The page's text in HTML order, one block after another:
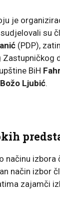
je
su
(PDP),
BiH
Božo Ljubić.
načinu izbora
način izbor
zajamči